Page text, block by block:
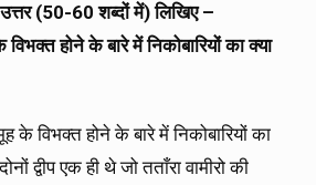
(50-60 शब्दों में) लिखिए –
विभक्त होने के बारे में निकोबारियों का क्या
के विभक्त होने के बारे में निकोबारियों का
द्वीप एक ही थे जो तताँरा वामीरो की